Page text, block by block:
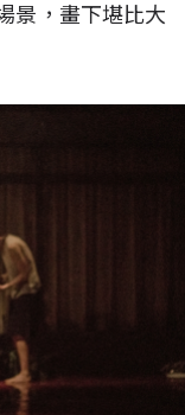
景，畫下堪比大